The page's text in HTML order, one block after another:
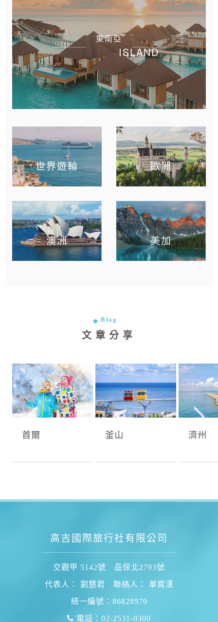
ISLAND
東南亞
世界遊輪 歐洲
澳洲 美加
Blog
文章分享
首爾 釜山 濟州
高吉國際旅行社有限公司
交觀甲 5142號 品保北2793號
代表人： 劉慧君 聯絡人： 單霄漢
統一編號：86828970
電話：02-2531-0300